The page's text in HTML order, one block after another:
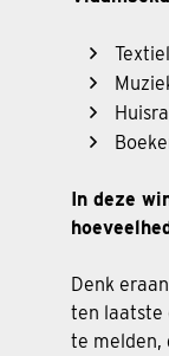
Textiel
In deze
Denk
ten laatste
te melden,